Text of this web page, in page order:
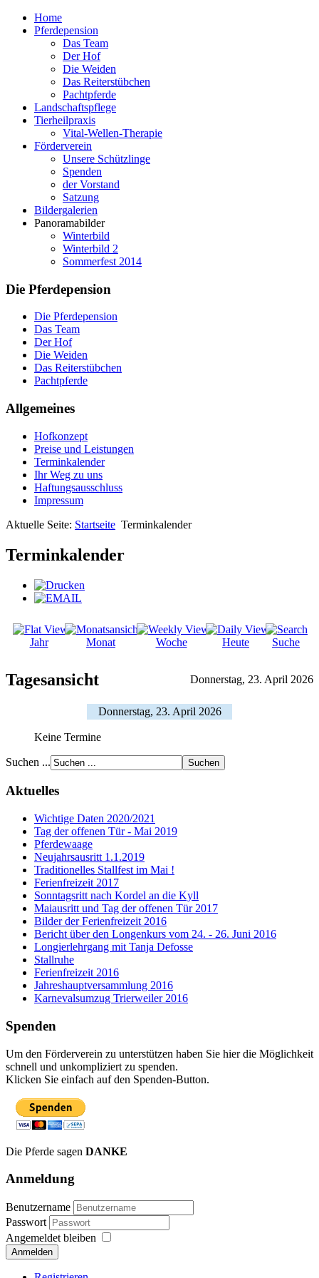
Home
Pferdepension
Das Team
Der Hof
Die Weiden
Das Reiterstübchen
Pachtpferde
Landschaftspflege
Tierheilpraxis
Vital-Wellen-Therapie
Förderverein
Unsere Schützlinge
Spenden
der Vorstand
Satzung
Bildergalerien
Panoramabilder
Winterbild
Winterbild 2
Sommerfest 2014
Die Pferdepension
Die Pferdepension
Das Team
Der Hof
Die Weiden
Das Reiterstübchen
Pachtpferde
Allgemeines
Hofkonzept
Preise und Leistungen
Terminkalender
Ihr Weg zu uns
Haftungsausschluss
Impressum
Aktuelle Seite: Startseite Terminkalender
Terminkalender
Jahr Monat Woche Heute Suche
Tagesansicht Donnerstag, 23. April 2026
Donnerstag, 23. April 2026
Keine Termine
Suchen ...
Aktuelles
Wichtige Daten 2020/2021
Tag der offenen Tür - Mai 2019
Pferdewaage
Neujahrsausritt 1.1.2019
Traditionelles Stallfest im Mai !
Ferienfreizeit 2017
Sonntagsritt nach Kordel an die Kyll
Maiausritt und Tag der offenen Tür 2017
Bilder der Ferienfreizeit 2016
Bericht über den Longenkurs vom 24. - 26. Juni 2016
Longierlehrgang mit Tanja Defosse
Stallruhe
Ferienfreizeit 2016
Jahreshauptversammlung 2016
Karnevalsumzug Trierweiler 2016
Spenden
Um den Förderverein zu unterstützen haben Sie hier die Möglichkeit
schnell und unkompliziert zu spenden.
Klicken Sie einfach auf den Spenden-Button.
Die Pferde sagen DANKE
Anmeldung
Benutzername
Passwort
Angemeldet bleiben
Anmelden